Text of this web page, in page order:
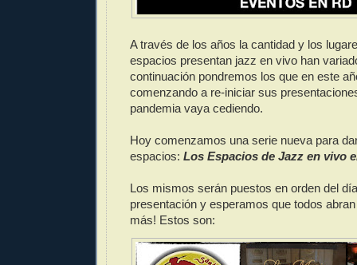
A través de los años la cantidad y los
espacios presentan jazz en vivo han
continuación pondremos los que en este
comenzando a re-iniciar sus
pandemia vaya cediendo.
Hoy comenzamos una serie nueva para
espacios: Los Espacios de Jazz en vivo
Los mismos serán puestos en orden del
presentación y esperamos que todos
más! Estos son: